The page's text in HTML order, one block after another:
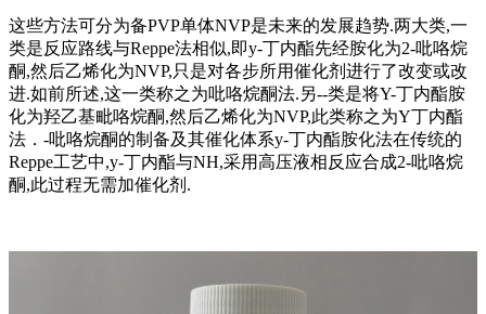
这些方法可分为备PVP单体NVP是未来的发展趋势.两大类,一
类是反应路线与Reppe法相似,即y-丁内酯先经胺化为2-吡咯烷
酮,然后乙烯化为NVP,只是对各步所用催化剂进行了改变或改
进.如前所述,这一类称之为吡咯烷酮法.另--类是将Y-丁内酯胺
化为羟乙基毗咯烷酮,然后乙烯化为NVP,此类称之为Y丁内酯
法．-吡咯烷酮的制备及其催化体系y-丁内酯胺化法在传统的
Reppe工艺中,y-丁内酯与NH,采用高压液相反应合成2-吡咯烷
酮,此过程无需加催化剂.